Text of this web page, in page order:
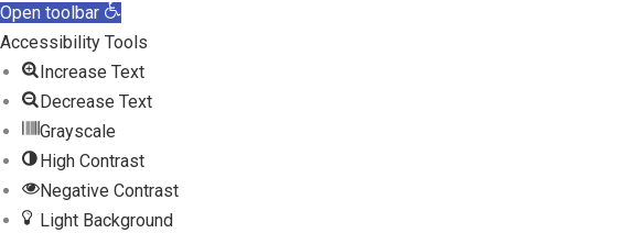
Open toolbar
Accessibility Tools
Increase Text
Decrease Text
Grayscale
High Contrast
Negative Contrast
Light Background